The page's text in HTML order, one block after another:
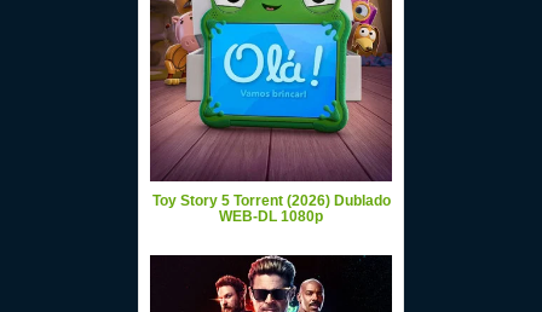
Toy Story 5 Torrent (2026) Dublado
WEB-DL 1080p